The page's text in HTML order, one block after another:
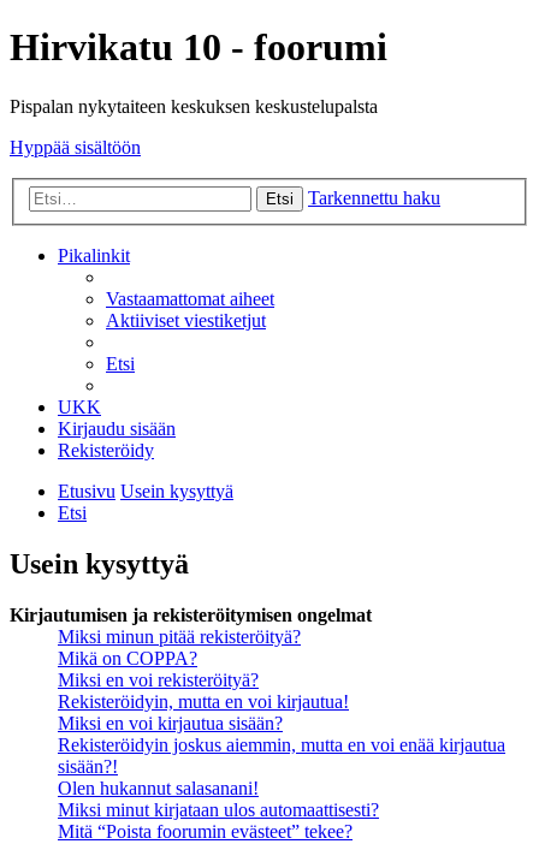
Hirvikatu 10 - foorumi
Pispalan nykytaiteen keskuksen keskustelupalsta
Hyppää sisältöön
Etsi Tarkennettu haku
Pikalinkit
Vastaamattomat aiheet
Aktiiviset viestiketjut
Etsi
UKK
Kirjaudu sisään
Rekisteröidy
Etusivu Usein kysyttyä
Etsi
Usein kysyttyä
Kirjautumisen ja rekisteröitymisen ongelmat
Miksi minun pitää rekisteröityä?
Mikä on COPPA?
Miksi en voi rekisteröityä?
Rekisteröidyin, mutta en voi kirjautua!
Miksi en voi kirjautua sisään?
Rekisteröidyin joskus aiemmin, mutta en voi enää kirjautua
sisään?!
Olen hukannut salasanani!
Miksi minut kirjataan ulos automaattisesti?
Mitä “Poista foorumin evästeet” tekee?